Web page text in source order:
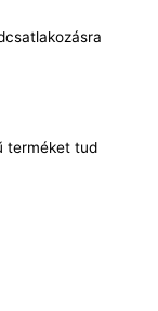
terméket tud